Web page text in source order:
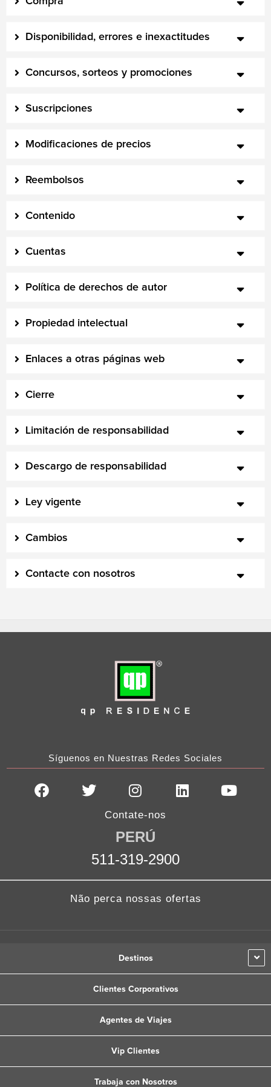
Disponibilidad, errores e inexactitudes
Concursos, sorteos y promociones
Suscripciones
Modificaciones de precios
Reembolsos
Contenido
Cuentas
Política de derechos de autor
Propiedad intelectual
Enlaces a otras páginas web
Cierre
Limitación de responsabilidad
Descargo de responsabilidad
Ley vigente
Cambios
Contacte con nosotros
Síguenos en Nuestras Redes Sociales
F
o
T
t
e
r
I
n
s
t
a
g
r
a
L
i
n
Y
e
Contate-nos
PERÚ
511-319-2900
Não perca nossas ofertas
Destinos
Clientes Corporativos
Agentes de Viajes
Vip Clientes
Trabaja con Nosotros